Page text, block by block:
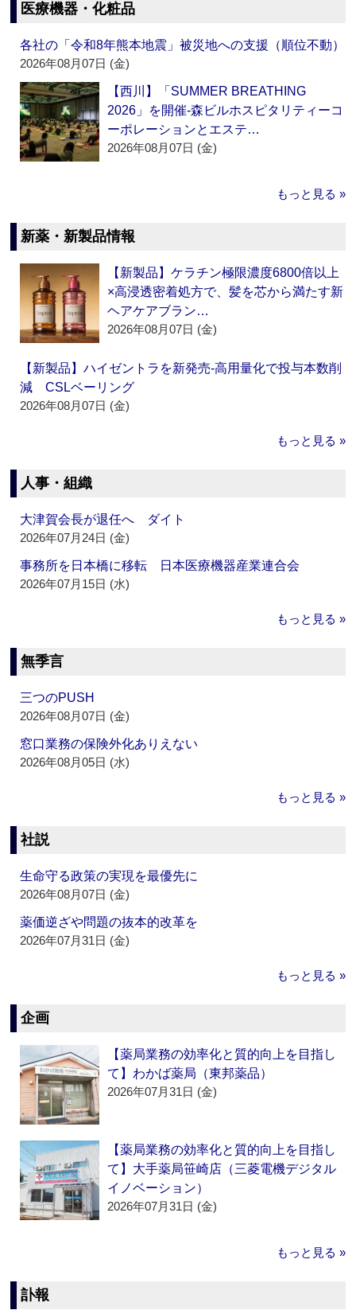
医療機器・化粧品
各社の「令和8年熊本地震」被災地への支援（順位不動）
2026年08月07日 (金)
【西川】「SUMMER BREATHING
2026」を開催‐森ビルホスピタリティーコ
ーポレーションとエステ…
2026年08月07日 (金)
もっと見る »
新薬・新製品情報
【新製品】ケラチン極限濃度6800倍以上
×高浸透密着処方で、髪を芯から満たす新
ヘアケアブラン…
2026年08月07日 (金)
【新製品】ハイゼントラを新発売‐高用量化で投与本数削
減 CSLベーリング
2026年08月07日 (金)
もっと見る »
人事・組織
大津賀会長が退任へ ダイト
2026年07月24日 (金)
事務所を日本橋に移転 日本医療機器産業連合会
2026年07月15日 (水)
もっと見る »
無季言
三つのPUSH
2026年08月07日 (金)
窓口業務の保険外化ありえない
2026年08月05日 (水)
もっと見る »
社説
生命守る政策の実現を最優先に
2026年08月07日 (金)
薬価逆ざや問題の抜本的改革を
2026年07月31日 (金)
もっと見る »
企画
【薬局業務の効率化と質的向上を目指し
て】わかば薬局（東邦薬品）
2026年07月31日 (金)
【薬局業務の効率化と質的向上を目指し
て】大手薬局笹崎店（三菱電機デジタル
イノベーション）
2026年07月31日 (金)
もっと見る »
訃報